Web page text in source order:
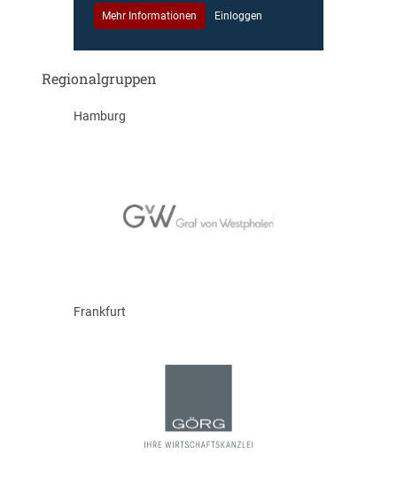
Mehr Informationen Einloggen
Regionalgruppen
Hamburg
Frankfurt